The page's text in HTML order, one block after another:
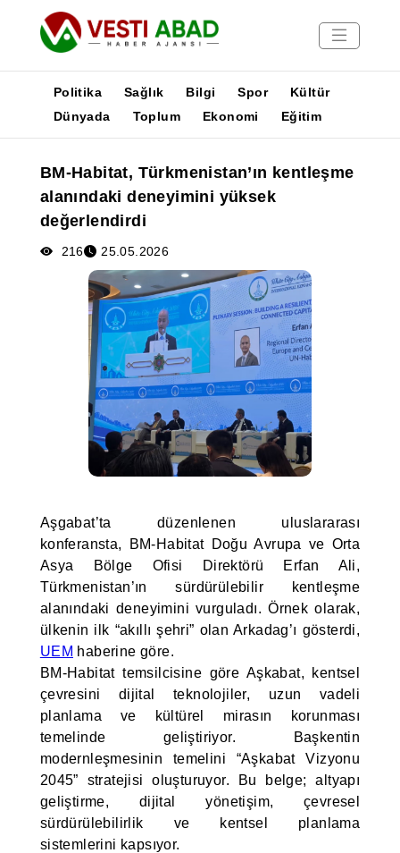
Yayınlar
Medya
Poster
Politika Sağlık Bilgi Spor
Kültür
Dünyada
Toplum Ekonomi Eğitim
BM-Habitat, Türkmenistan’ın kentleşme
alanındaki deneyimini yüksek
değerlendirdi
216 25.05.2026
Aşgabat’ta düzenlenen uluslararası
konferansta, BM-Habitat Doğu Avrupa ve Orta
Asya Bölge Ofisi Direktörü Erfan Ali,
Türkmenistan’ın sürdürülebilir kentleşme
alanındaki deneyimini vurguladı. Örnek olarak,
ülkenin ilk “akıllı şehri” olan Arkadag’ı gösterdi,
UEM haberine göre.
BM-Habitat temsilcisine göre Aşkabat, kentsel
çevresini dijital teknolojiler, uzun vadeli
planlama ve kültürel mirasın korunması
temelinde geliştiriyor. Başkentin
modernleşmesinin temelini “Aşkabat Vizyonu
2045” stratejisi oluşturuyor. Bu belge; altyapı
geliştirme, dijital yönetişim, çevresel
sürdürülebilirlik ve kentsel planlama
sistemlerini kapsıyor.